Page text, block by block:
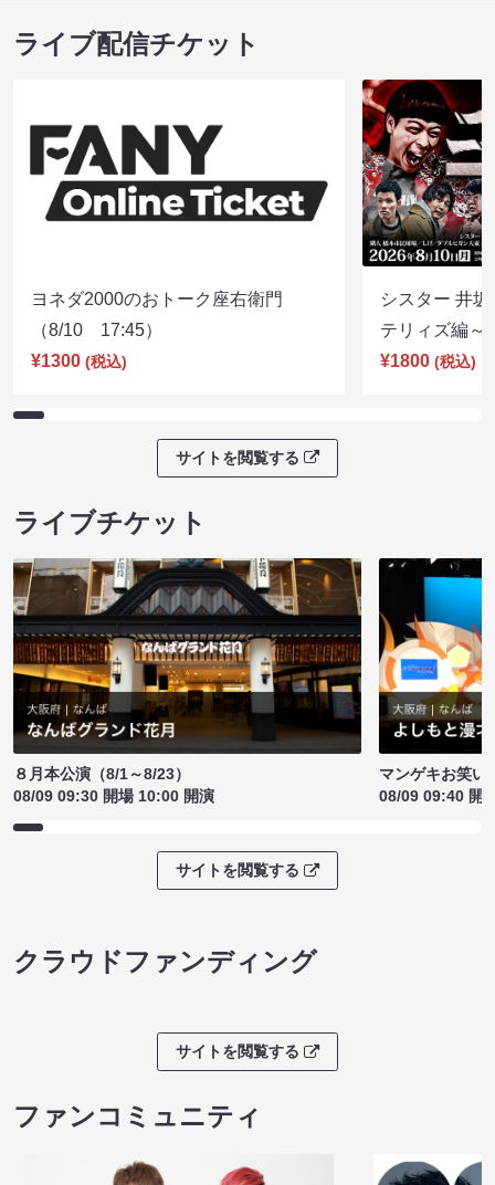
ライブ配信チケット
ヨネダ2000のおトーク座右衛門
（8/10 17:45）
¥1300 (税込)
シスター 井
テリィズ編
¥1800 (税込)
サイトを閲覧する
ライブチケット
８月本公演（8/1～8/23）
08/09 09:30 開場 10:00 開演
マンゲキお笑い
08/09 09:40 開
サイトを閲覧する
クラウドファンディング
サイトを閲覧する
ファンコミュニティ